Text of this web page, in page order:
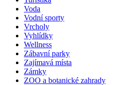
Voda
Vodní sporty
Vrcholy
Vyhlídky
Wellness
Zábavní parky
Zajímavá místa
Zámky
ZOO a botanické zahrady